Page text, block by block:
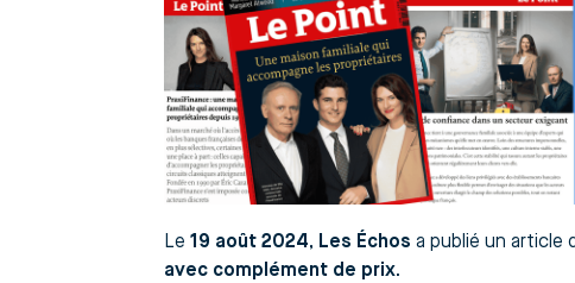
Le 19 août 2024, Les Échos a publié un
avec complément de prix.